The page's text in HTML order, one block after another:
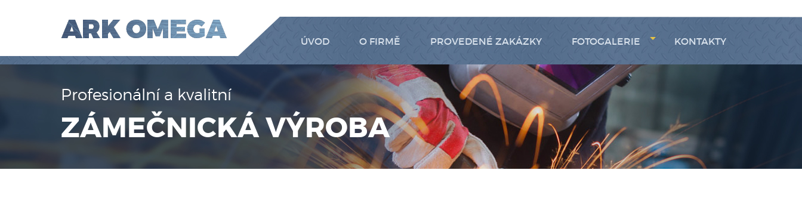
ÚVOD O FIRMĚ PROVEDENÉ ZAKÁZKY FOTOGALERIE KONTAKTY
Profesionální a kvalitní
ZÁMEČNICKÁ VÝROBA